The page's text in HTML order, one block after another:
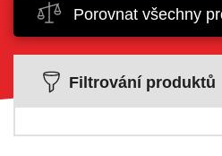
Porovnat všechny
Filtrování produktů